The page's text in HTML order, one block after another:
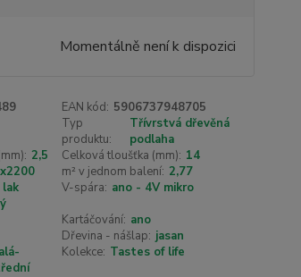
Momentálně není k dispozici
EAN kód: 5906737948705
Typ
produktu:
Třívrstvá dřevěná
podlaha
2,5 Celková tloušťka (mm): 14
m² v jednom balení: 2,77
V-spára: ano - 4V mikro
Kartáčování: ano
Dřevina - nášlap: jasan
Kolekce: Tastes of life